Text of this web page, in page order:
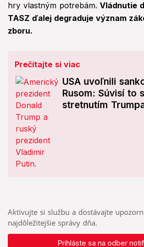
hry vlastným potrebám. Vládnutie
TASZ ďalej degraduje význam
zboru.
Prečítajte si viac
USA uvoľnili
Rusom: Súvisí to
stretnutím
Aktivujte si službu a dostávajte
najdôležitejšie správy dňa.
Prihláste sa na odber